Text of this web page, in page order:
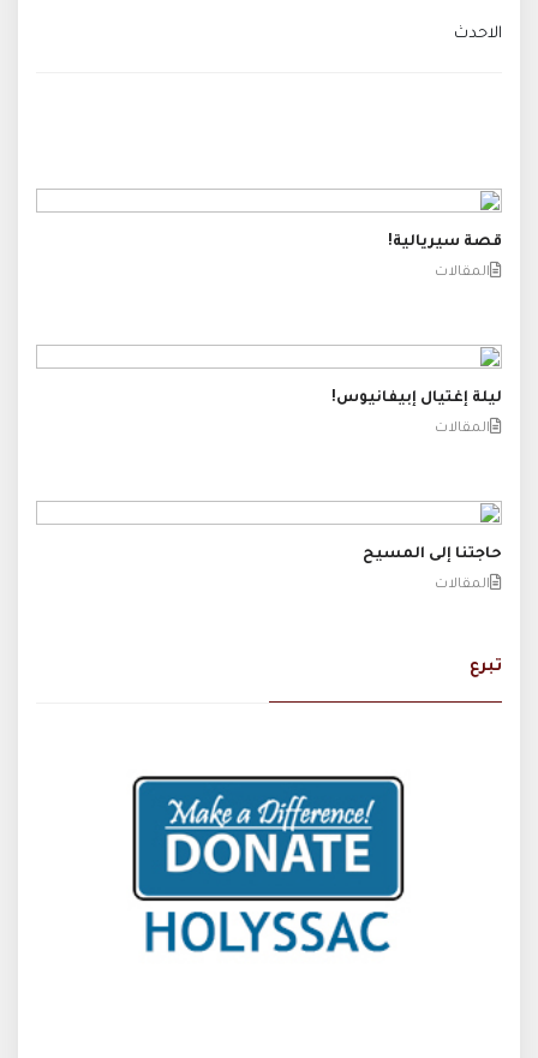
الاحدث
قصة سيريالية!
المقالات
ليلة إغتيال إبيفانيوس!
المقالات
حاجتنا إلى المسيح
المقالات
تبرع